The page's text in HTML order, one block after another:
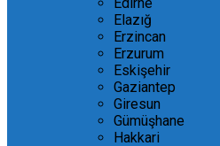
Elazığ
Erzincan
Erzurum
Eskişehir
Gaziantep
Giresun
Gümüşhane
Hakkari